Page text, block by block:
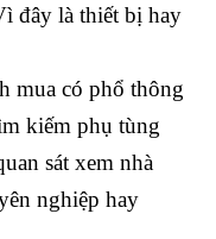
đây là thiết bị hay
mua có phổ thông
kiếm phụ tùng
sát xem nhà
nghiệp hay